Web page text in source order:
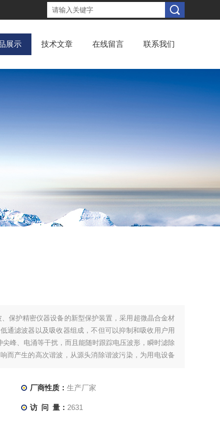
展示 技术文章 在线留言 联系我们
保护精密仪器设备的新型保护装置，采用超微晶合金材
通滤波器以及吸收器组成，不但可以抑制和吸收用户用
峰、电涌等干扰，而且能随时跟踪电压波形，瞬时滤除
而产生的高次谐波，从源头消除谐波污染，为用电设备
厂商性质： 生产厂家
访 问 量： 2631